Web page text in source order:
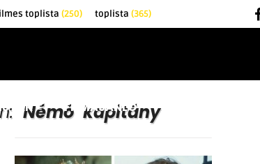
toplista (250) toplista (365)
FILMAJÁNLÓ
Némó kapitány